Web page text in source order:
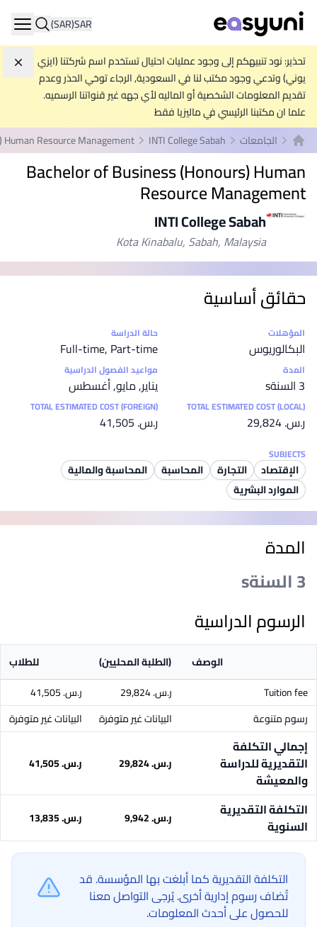
SAR
(SAR)
تحذير: نود تنبيهكم إلى وجود عمليات احتيال تستخدم اسم شركتنا (ايزي
يوني) وتدعي وجود مكتب لنا في السعودية, الرجاء توخي الحذر وعدم
تقديم المعلومات الشخصية أو الماليه لأي جهه غير قنواتنا الرسميه.
علما ان مكتبنا الرئيسي في ماليزيا فقط
الصفحة الرئيسية
الجامعات INTI College Sabah
Resource Management
Bachelor of Business (Honours) Human
Resource Management
INTI College Sabah
Kota Kinabalu, Sabah, Malaysia
حقائق أساسية
إحصائيات
المؤهلات
البكالوريوس
حالة الدراسة
Full-time, Part-time
المدة
3 السنةs
مواعيد الفصول الدراسية
يناير, مايو, أغسطس
TOTAL ESTIMATED COST (LOCAL)
ر.س.‏ 29,824
TOTAL ESTIMATED COST (FOREIGN)
ر.س.‏ 41,505
SUBJECTS
الإقتصاد التجارة المحاسبة
المحاسبة والمالية
الموارد البشرية
المدة
3 السنةs
الرسوم الدراسية
الوصف (الطلبة المحليين)
للطلاب
Tuition fee
ر.س.‏ 29,824
ر.س.‏ 41,505
رسوم متنوعة
البيانات غير متوفرة البيانات غير متوفرة
إجمالي التكلفة
التقديرية للدراسة
والمعيشة
ر.س.‏ 29,824 ر.س.‏ 41,505
التكلفة التقديرية
السنوية
ر.س.‏ 9,942 ر.س.‏ 13,835
التكلفة التقديرية كما أبلغت بها المؤسسة. قد
تُضاف رسوم إدارية أخرى. يُرجى التواصل معنا
للحصول على أحدث المعلومات.